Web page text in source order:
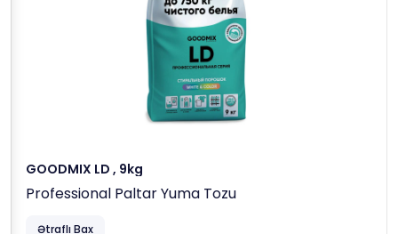
GOODMIX LD , 9kg
Professional Paltar Yuma Tozu
Ətraflı Bax